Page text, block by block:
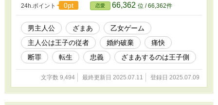
24h.ポイント 0pt 恋愛 66,362 位 / 66,362件
男主人公 ざまあ
乙女ゲーム
主人公は王子の従者
婚約破棄
痛快
断罪
転生 忠義 ざまあするのは王子側
文字数 9,494 最終更新日 2025.07.11 登録日 2025.07.09